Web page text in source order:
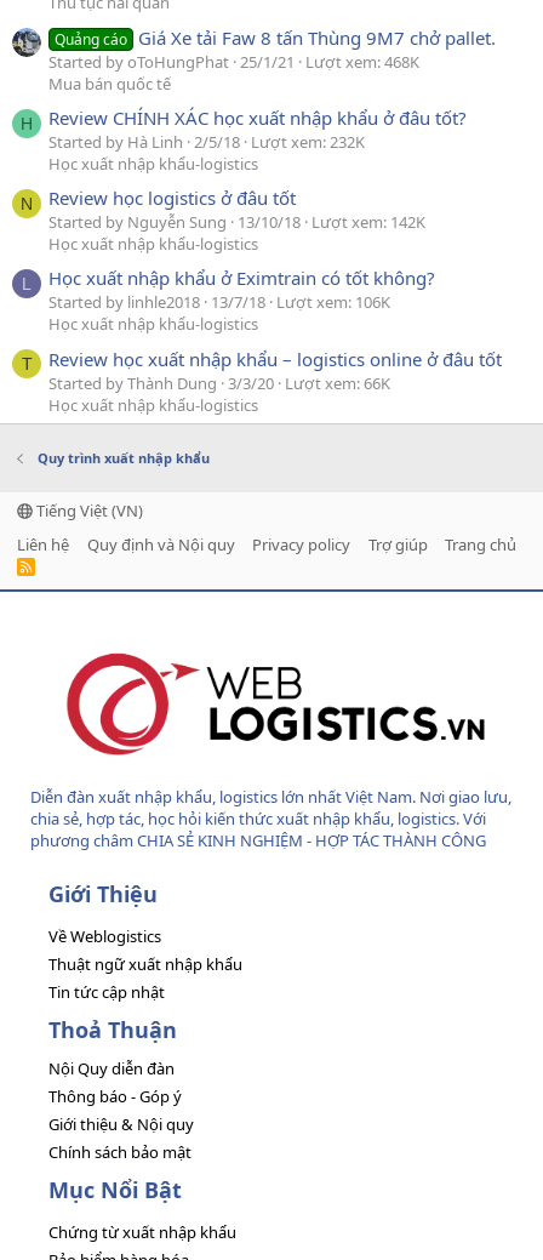
Quảng cáo Giá Xe tải Faw 8 tấn Thùng 9M7 chở pallet.
Started by oToHungPhat 25/1/21
Lượt xem: 468K
Mua bán quốc tế
H Review CHÍNH XÁC học xuất nhập khẩu ở đâu tốt?
Started by Hà Linh 2/5/18 Lượt xem: 232K
Học xuất nhập khẩu-logistics
N Review học logistics ở đâu tốt
Started by Nguyễn Sung 13/10/18 Lượt xem: 142K
Học xuất nhập khẩu-logistics
L Học xuất nhập khẩu ở Eximtrain có tốt không?
Started by linhle2018 13/7/18 Lượt xem: 106K
Học xuất nhập khẩu-logistics
T Review học xuất nhập khẩu – logistics online ở đâu tốt
Started by Thành Dung 3/3/20 Lượt xem: 66K
Học xuất nhập khẩu-logistics
Quy trình xuất nhập khẩu
Tiếng Việt (VN)
Liên hệ
Quy định và Nội quy Privacy policy Trợ giúp Trang chủ
R
Diễn đàn xuất nhập khẩu, logistics lớn nhất Việt Nam. Nơi giao lưu,
chia sẻ, hợp tác, học hỏi kiến thức xuất nhập khẩu, logistics. Với
phương châm CHIA SẺ KINH NGHIỆM - HỢP TÁC THÀNH CÔNG
Giới Thiệu
Về Weblogistics
Thuật ngữ xuất nhập khẩu
Tin tức cập nhật
Thoả Thuận
Nội Quy diễn đàn
Thông báo - Góp ý
Giới thiệu & Nội quy
Chính sách bảo mật
Mục Nổi Bật
Chứng từ xuất nhập khẩu